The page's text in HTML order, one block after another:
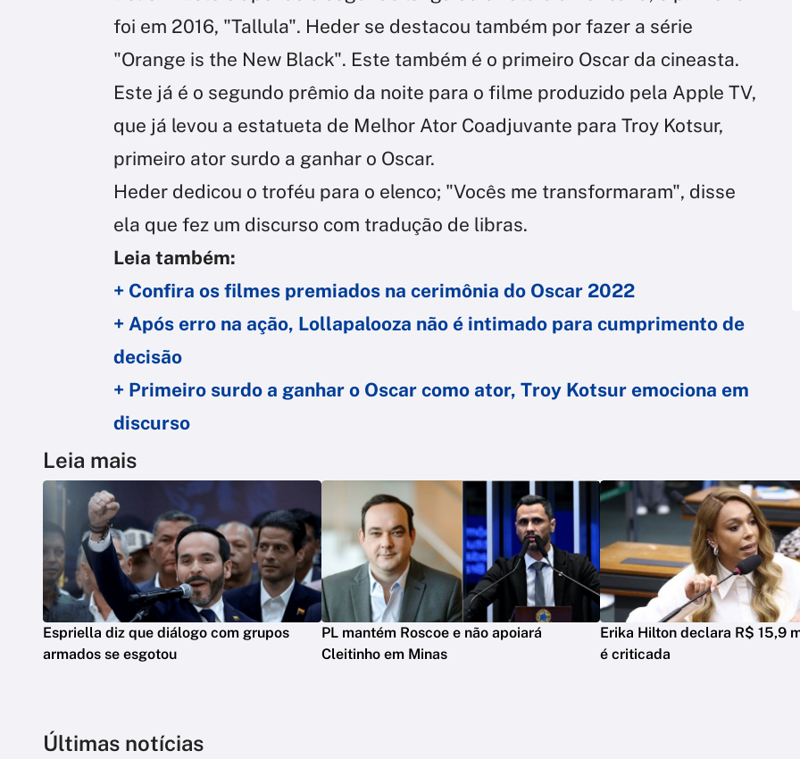
foi em 2016, "Tallula". Heder se destacou também por fazer a série
"Orange is the New Black". Este também é o primeiro Oscar da cineasta.
Este já é o segundo prêmio da noite para o filme produzido pela Apple TV,
que já levou a estatueta de Melhor Ator Coadjuvante para Troy Kotsur,
primeiro ator surdo a ganhar o Oscar.
Heder dedicou o troféu para o elenco; "Vocês me transformaram", disse
ela que fez um discurso com tradução de libras.
Leia também:
+ Confira os filmes premiados na cerimônia do Oscar 2022
+ Após erro na ação, Lollapalooza não é intimado para cumprimento de
decisão
+ Primeiro surdo a ganhar o Oscar como ator, Troy Kotsur emociona em
discurso
Leia mais
Espriella diz que diálogo com grupos
armados se esgotou
PL mantém Roscoe e não apoiará
Cleitinho em Minas
Erika Hilton declara R$ 15,9
é criticada
Últimas notícias